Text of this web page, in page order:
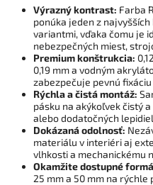
Výrazný kontrast: Farba
ponúka jeden z
variantmi, vďaka čomu je
nebezpečných miest,
Premium konštrukcia:
0,19 mm a vodným
zabezpečuje pevnú
Rýchla a čistá montáž:
pásku na akýkoľvek čistý
alebo dodatočných
Dokázaná odolnosť:
materiálu v interiéri aj
vlhkosti a mechanickému
Okamžite dostupné
25 mm a 50 mm na